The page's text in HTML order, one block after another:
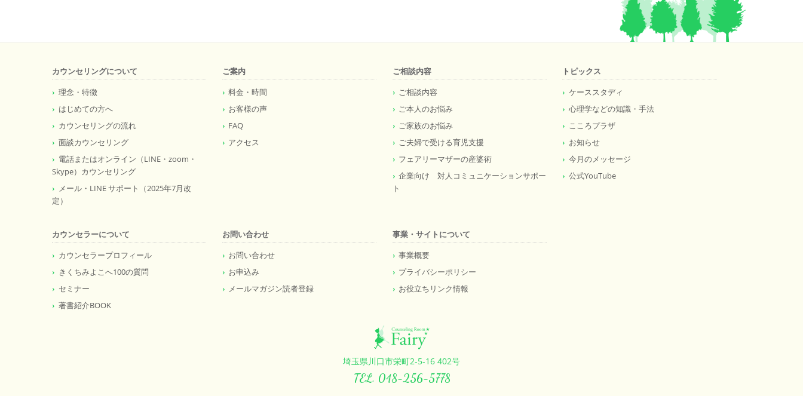
カウンセリングについて
理念・特徴
はじめての方へ
カウンセリングの流れ
面談カウンセリング
電話またはオンライン（LINE・zoom・
Skype）カウンセリング
メール・LINE サポート（2025年7月改
定）
ご案内
料金・時間
お客様の声
FAQ
アクセス
ご相談内容
ご相談内容
ご本人のお悩み
ご家族のお悩み
ご夫婦で受ける育児支援
フェアリーマザーの産婆術
企業向け 対人コミュニケーションサポー
ト
トピックス
ケーススタディ
心理学などの知識・手法
こころプラザ
お知らせ
今月のメッセージ
公式YouTube
カウンセラーについて
カウンセラープロフィール
きくちみよこへ100の質問
セミナー
著書紹介BOOK
お問い合わせ
お問い合わせ
お申込み
メールマガジン読者登録
事業・サイトについて
事業概要
プライバシーポリシー
お役立ちリンク情報
埼玉県川口市栄町2-5-16 402号
TEL. 048-256-5778